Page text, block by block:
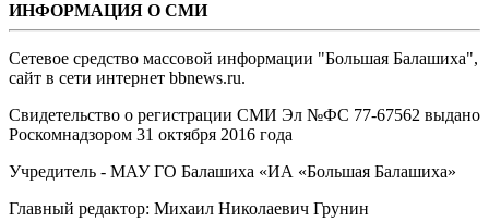
ИНФОРМАЦИЯ О СМИ
Сетевое средство массовой информации "Большая Балашиха",
сайт в сети интернет bbnews.ru.
Свидетельство о регистрации СМИ Эл №ФС ‎77-67562 выдано
Роскомнадзором 31 октября 2016 года
Учредитель - МАУ ГО Балашиха «ИА «Большая Балашиха»
Главный редактор: Михаил Николаевич Грунин